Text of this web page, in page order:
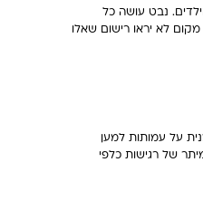
נבט עושה כל
לא יראו רישום שאלו
על עמותות למען
של רגישות כלפי